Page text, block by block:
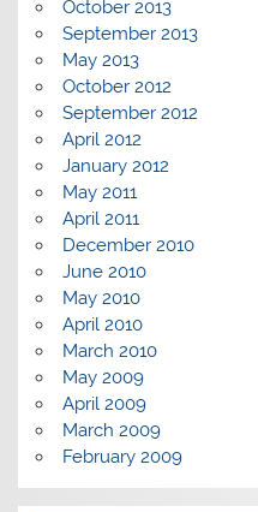
October 2013
September 2013
May 2013
October 2012
September 2012
April 2012
January 2012
May 2011
April 2011
December 2010
June 2010
May 2010
April 2010
March 2010
May 2009
April 2009
March 2009
February 2009